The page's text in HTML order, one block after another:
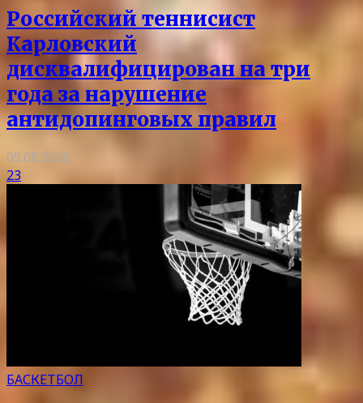
Российский теннисист
Карловский
дисквалифицирован на три
года за нарушение
антидопинговых правил
09.08.2026
23
БАСКЕТБОЛ